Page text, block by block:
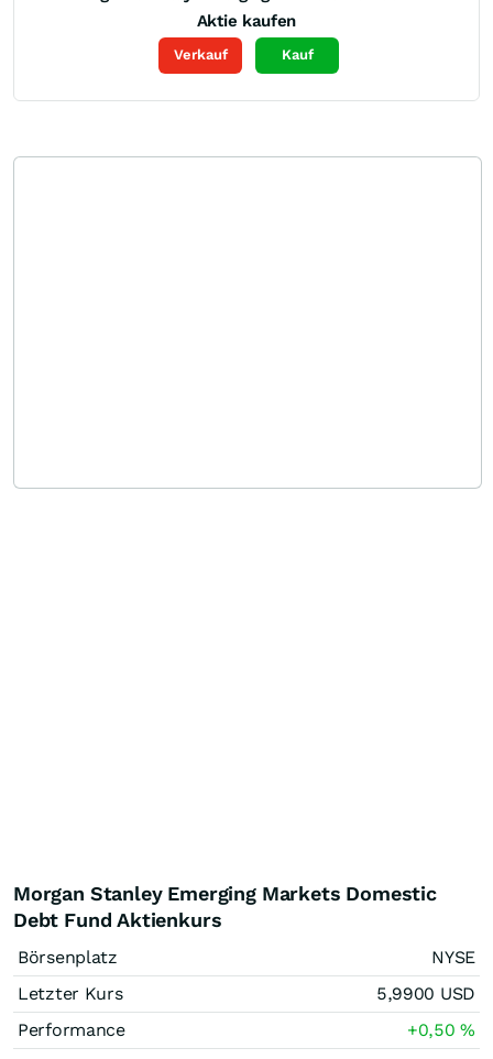
Aktie kaufen
Verkauf Kauf
Morgan Stanley Emerging Markets Domestic
Debt Fund Aktienkurs
Börsenplatz
NYSE
Letzter Kurs
5,9900 USD
Performance
+0,50%